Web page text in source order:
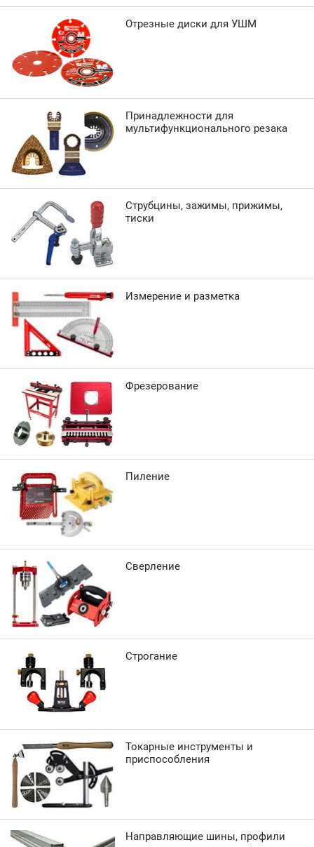
Отрезные диски для УШМ
Принадлежности для
мультифункционального резака
Струбцины, зажимы, прижимы,
тиски
Измерение и разметка
Фрезерование
Пиление
Сверление
Строгание
Токарные инструменты и
приспособления
Направляющие шины, профили